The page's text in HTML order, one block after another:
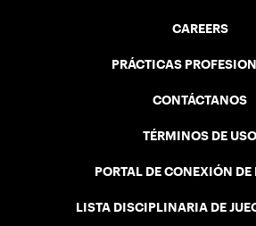
CAREERS
PRÁCTICAS
CONTÁCTANOS
TÉRMINOS DE USO
PORTAL DE CONEXIÓN DE
LISTA DISCIPLINARIA DE